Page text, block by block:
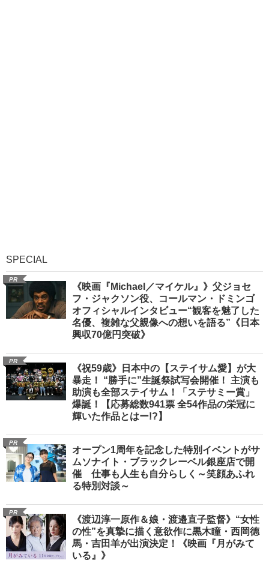
SPECIAL
PR
《映画『Michael／マイケル』》父ジョセ
フ・ジャクソン役、コールマン・ドミンゴ
オフィシャルインタビュー“観客を魅了した
名優、複雑な父親像への想いを語る”《日本
興収70億円突破》
PR
《祝59歳》日本中の【ステイサム愛】が大
暴走！ “勝手に”生誕祭試写会開催！ 主演も
助演も全部ステイサム！「ステサミー賞」
爆誕！【応募総数941票 全54作品の栄冠に
輝いた作品とはー!?】
PR
オープン1周年を記念した特別イベントがサ
ムソナイト・ブラックレーベル銀座店で開
催 仕事も人生も自分らしく～笑顔あふれ
る特別対談～
PR
《渡辺淳一原作＆娘・渡邉直子監督》“女性
の性”を真摯に描く意欲作に黒木瞳・西岡德
馬・吉田羊が出演決定！《映画『月がみて
いる』》